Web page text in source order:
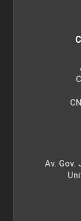
e Novas
Análise
Av. Gov.